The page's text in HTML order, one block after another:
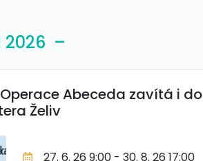
2026 –
Abeceda zavítá i do
Želiv
27. 6. 26 9:00 - 30. 8. 26 17:00